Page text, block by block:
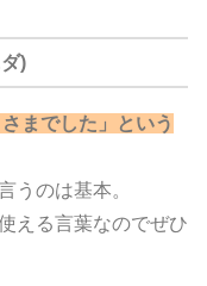
)
までした」という
うのは基本。
える言葉なのでぜひ